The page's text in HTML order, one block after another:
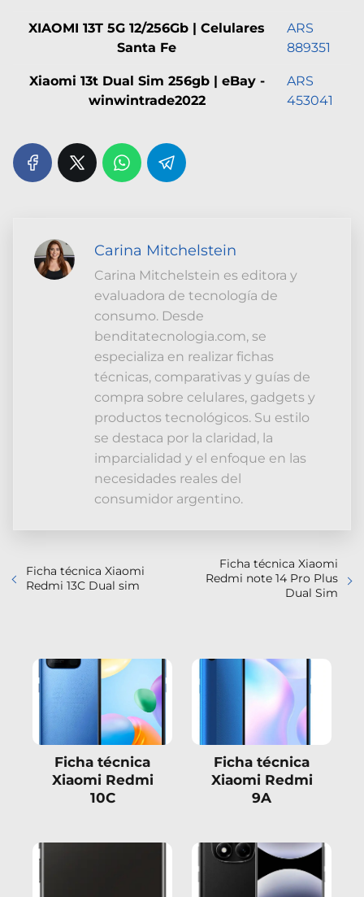
XIAOMI 13T 5G 12/256Gb | Celulares
Santa Fe
ARS
889351
Xiaomi 13t Dual Sim 256gb | eBay -
winwintrade2022
ARS
453041
Carina Mitchelstein
Carina Mitchelstein es editora y
evaluadora de tecnología de
consumo. Desde
benditatecnologia.com, se
especializa en realizar fichas
técnicas, comparativas y guías de
compra sobre celulares, gadgets y
productos tecnológicos. Su estilo
se destaca por la claridad, la
imparcialidad y el enfoque en las
necesidades reales del
consumidor argentino.
Ficha técnica Xiaomi
Redmi 13C Dual sim
Ficha técnica Xiaomi
Redmi note 14 Pro Plus
Dual Sim
Ficha técnica
Xiaomi Redmi
10C
Ficha técnica
Xiaomi Redmi
9A